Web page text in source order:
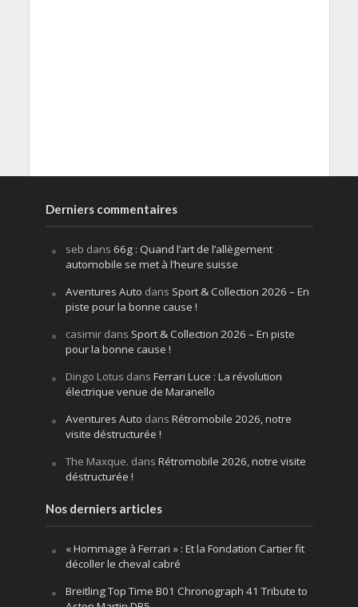
Derniers commentaires
seb dans 66g : Quand l’art de l’allègement
automobile se met à l’heure suisse
Aventures Auto dans Sport & Collection 2026 – En
piste pour la bonne cause !
casimirdans Sport & Collection 2026 – En piste
pour la bonne cause !
Dingo Lotus dans Ferrari Luce : La révolution
électrique venue de Maranello
Aventures Auto dans Rétromobile 2026, notre
visite déstructurée !
The Maxque. dans Rétromobile 2026, notre visite
déstructurée !
Nos derniers articles
« Hommage à Ferrari » : Et la Fondation Cartier fit
décoller le cheval cabré
Breitling Top Time B01 Chronograph 41 Tribute to